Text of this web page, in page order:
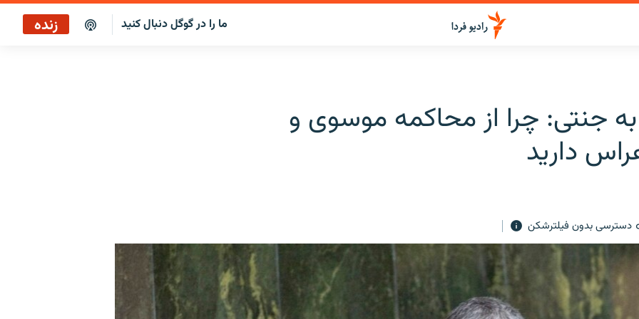
ما را در گوگل دنبال کنید زنده
جنتی: چرا از محاکمه موسوی و
دارید
دسترسی بدون فیلترشکن